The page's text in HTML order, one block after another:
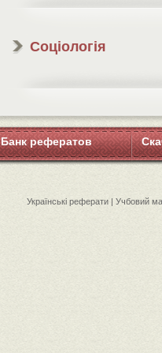
Соціологія
Банк рефератов
Українські реферати | Учбовий